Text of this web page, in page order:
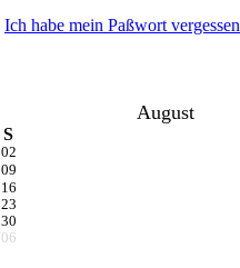
Ich habe mein Paßwort vergessen
August
S
02
09
16
23
30
06